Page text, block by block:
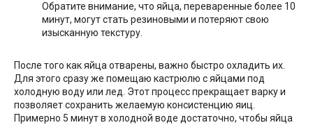
Обратите внимание, что яйца, переваренные более 10
минут, могут стать резиновыми и потеряют свою
изысканную текстуру.
После того как яйца отварены, важно быстро охладить их.
Для этого сразу же помещаю кастрюлю с яйцами под
холодную воду или лед. Этот процесс прекращает варку и
позволяет сохранить желаемую консистенцию яиц.
Примерно 5 минут в холодной воде достаточно, чтобы яйца